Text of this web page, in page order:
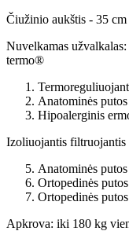
Čiužinio aukštis - 35 cm
Nuvelkamas
termo®
Anatominės
Hipoalerginis
Izoliuojantis
Anatominės
Ortopedinės
Ortopedinės
Apkrova: iki 180 kg